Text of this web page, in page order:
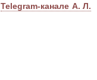
Telegram-канале А. Л.